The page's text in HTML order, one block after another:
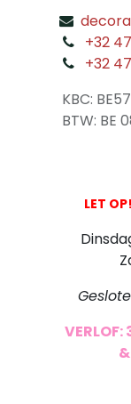
+32
+32
KBC:
BTW: BE
LET